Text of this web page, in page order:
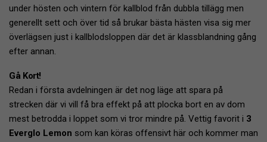
under hösten och vintern för kallblod från dubbla tillägg men
generellt sett och över tid så brukar bästa hästen visa sig mer
överlägsen just i kallblodsloppen där det är klassblandning gång
efter annan.
Gå Kort!
Redan i första avdelningen är det nog läge att spara på
strecken där vi vill få bra effekt på att plocka bort en av dom
mest betrodda i loppet som vi tror mindre på. Vettig favorit i 3
Everglo Lemon som kan köras offensivt här och kommer man